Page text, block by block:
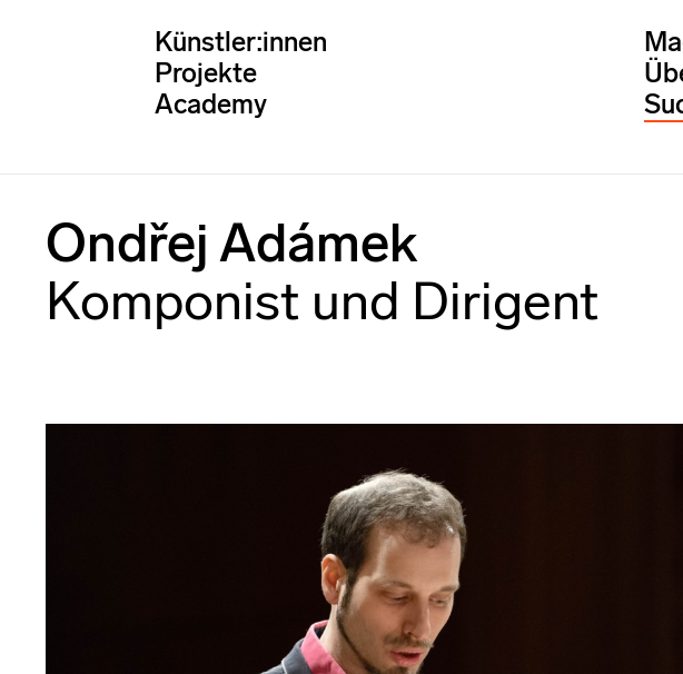
Künstler:innen
Projekte
Academy
Ondřej Adámek
Komponist und Dirigent